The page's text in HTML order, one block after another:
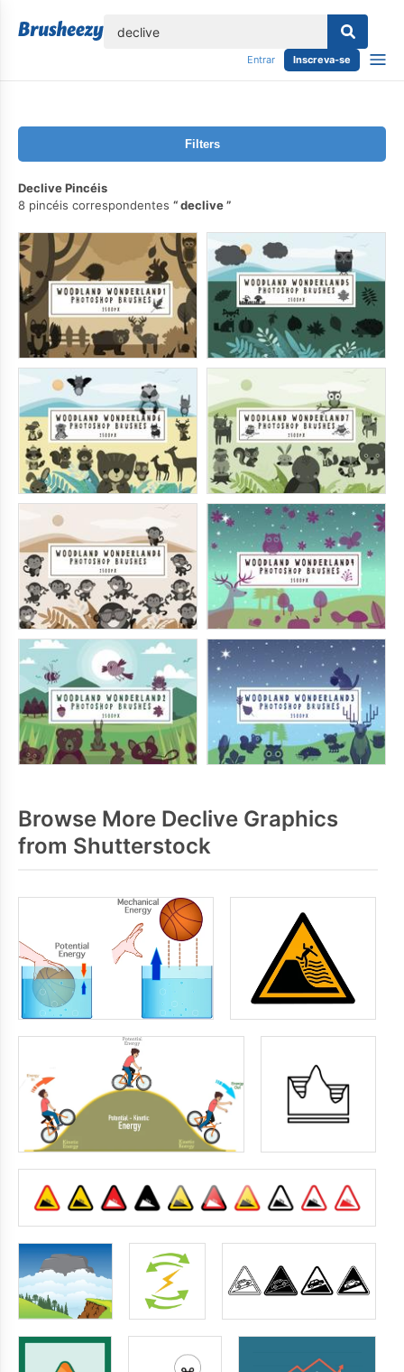
Entrar Inscreva-se
Filters
Declive Pincéis
8 pincéis correspondentes
declive
Browse More Declive Graphics
from Shutterstock